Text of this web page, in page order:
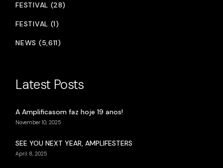
FESTIVAL (28)
FESTIVAL (1)
NEWS (5,611)
Latest Posts
A Amplificasom faz hoje 19 anos!
November 10, 2025
SEE YOU NEXT YEAR, AMPLIFESTERS
April 8, 2025